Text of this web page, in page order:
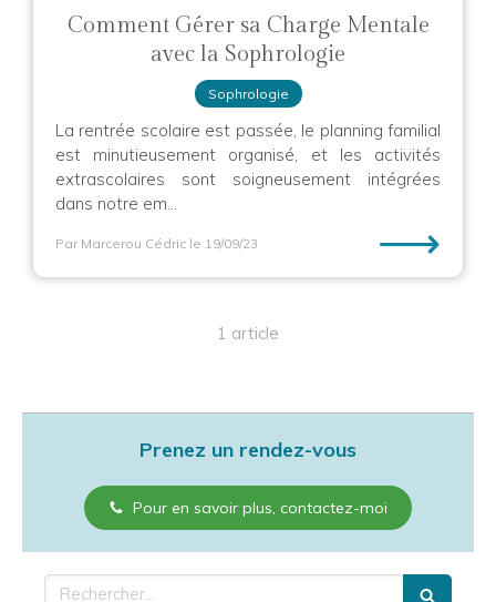
Comment Gérer sa Charge Mentale
avec la Sophrologie
Sophrologie
La rentrée scolaire est passée, le planning familial
est minutieusement organisé, et les activités
extrascolaires sont soigneusement intégrées
dans notre em...
Par Marcerou Cédric le 19/09/23 ⟶
1 article
Prenez un rendez-vous
Pour en savoir plus, contactez-moi
Rechercher